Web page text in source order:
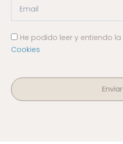
He podido leer y entiendo la
Cookies
Enviar